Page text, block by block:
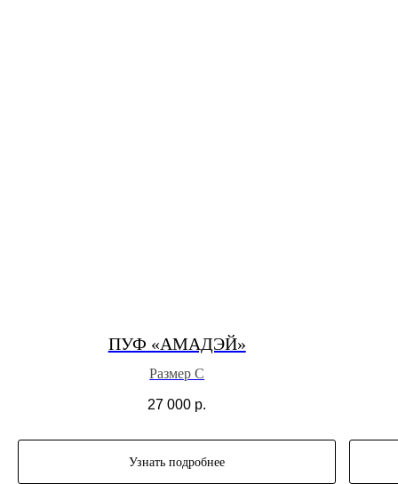
ПУФ «АМАДЭЙ»
Размер С
27 000 р.
Узнать подробнее